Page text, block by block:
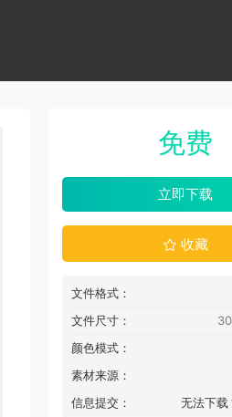
免费
立即下载
收藏
文件格式：
文件尺寸：
颜色模式：
素材来源：
信息提交：
无法下载